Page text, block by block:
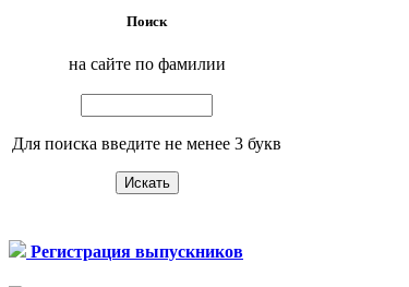
Поиск
на сайте по фамилии
Для поиска введите не менее 3 букв
Регистрация выпускников